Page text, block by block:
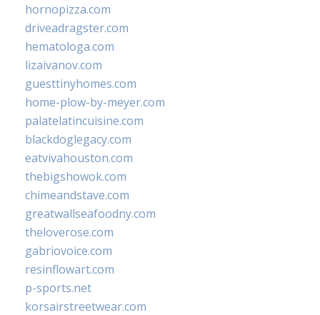
hornopizza.com
driveadragster.com
hematologa.com
lizaivanov.com
guesttinyhomes.com
home-plow-by-meyer.com
palatelatincuisine.com
blackdoglegacy.com
eatvivahouston.com
thebigshowok.com
chimeandstave.com
greatwallseafoodny.com
theloverose.com
gabriovoice.com
resinflowart.com
p-sports.net
korsairstreetwear.com